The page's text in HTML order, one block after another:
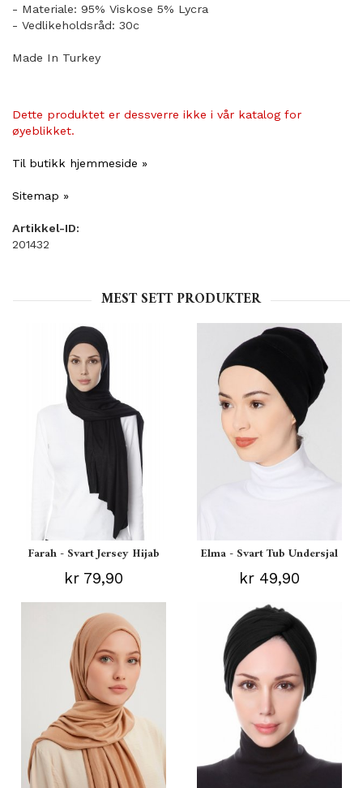
- Materiale: 95% Viskose 5% Lycra
- Vedlikeholdsråd: 30c
Made In Turkey
Dette produktet er dessverre ikke i vår katalog for
øyeblikket.
Til butikk hjemmeside »
Sitemap »
Artikkel-ID:
201432
MEST SETT PRODUKTER
Farah - Svart Jersey Hijab
kr 79,90
Elma - Svart Tub Undersjal
kr 49,90